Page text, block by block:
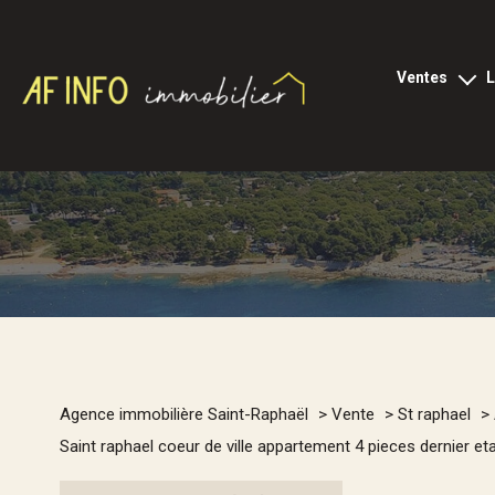
ventes
appartements
villas
terrains
locaux
Appartement 83700 -
Agence immobilière Saint-Raphaël Vente St raphael
Saint raphael coeur de ville appartement 4 pieces dernier